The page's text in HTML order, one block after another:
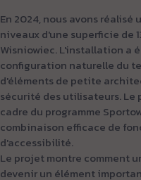
En 2024, nous avons
niveaux d'une superficie de
Wisniowiec. L'installation a
configuration naturelle du
d'éléments de petite
sécurité des utilisateurs. Le
cadre du programme
combinaison efficace de
d'accessibilité.
Le projet montre comment
devenir un élément